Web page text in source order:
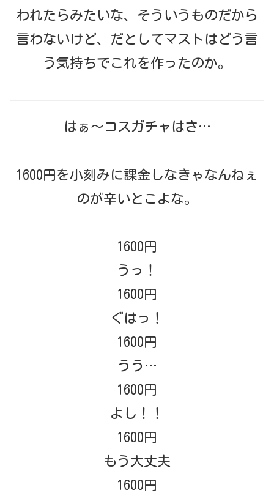
われたらみたいな、そういうものだから
言わないけど、だとしてマストはどう言
う気持ちでこれを作ったのか。
はぁ〜コスガチャはさ…
1600円を小刻みに課金しなきゃなんねぇ
のが辛いとこよな。
1600円
うっ！
1600円
ぐはっ！
1600円
うう…
1600円
よし！！
1600円
もう大丈夫
1600円